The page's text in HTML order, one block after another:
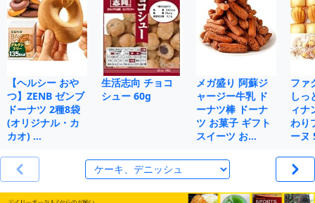
【ヘルシー おや
つ】ZENB ゼンブ
ドーナツ 2種8袋
(オリジナル・カ
カオ) …
生活志向 チョコ
シュー 60g
メガ盛り 阿蘇ジ
ャージー牛乳 ド
ーナツ棒 ドーナ
ツ お菓子 ギフト
スイーツ お…
ファ
しっ
ィナ
わり
ーヌ